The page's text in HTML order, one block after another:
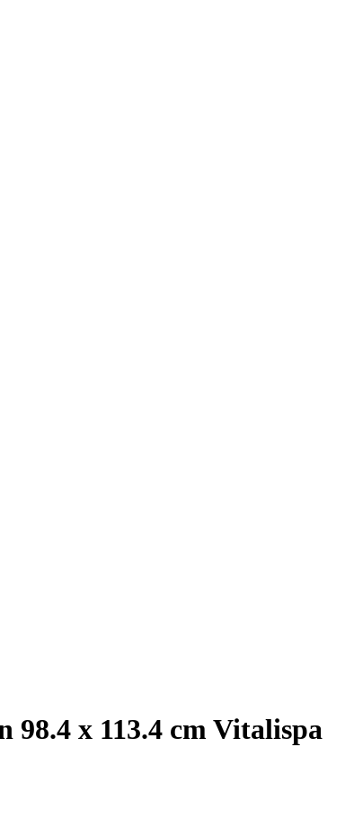
x 113.4 cm Vitalispa